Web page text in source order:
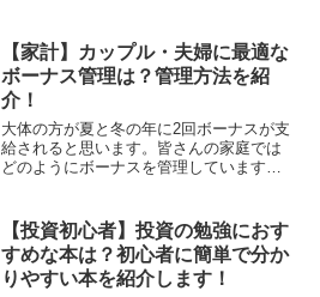
ン）。口座開設手続きの所要時間は10分
程...
【家計】カップル・夫婦に最適な
ボーナス管理は？管理方法を紹
介！
大体の方が夏と冬の年に2回ボーナスが支
給されると思います。皆さんの家庭では
どのようにボーナスを管理しています
を紹介します。自分たちに合った管理方
法を見つ実践してみましょ...
【投資初心者】投資の勉強におす
すめな本は？初心者に簡単で分か
りやすい本を紹介します！